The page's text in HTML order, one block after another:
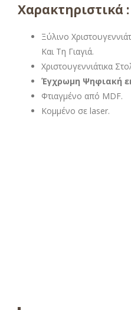
Χαρακτηριστικά :
Ξύλινο
Και Τη Γιαγιά.
Χριστουγεννιάτικα
Έγχρωμη Ψηφιακή
Φτιαγμένο από MDF.
Κομμένο σε laser.